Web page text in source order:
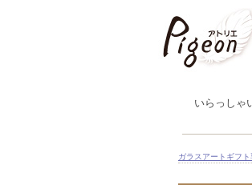
いらっし
ガラスアートギフ